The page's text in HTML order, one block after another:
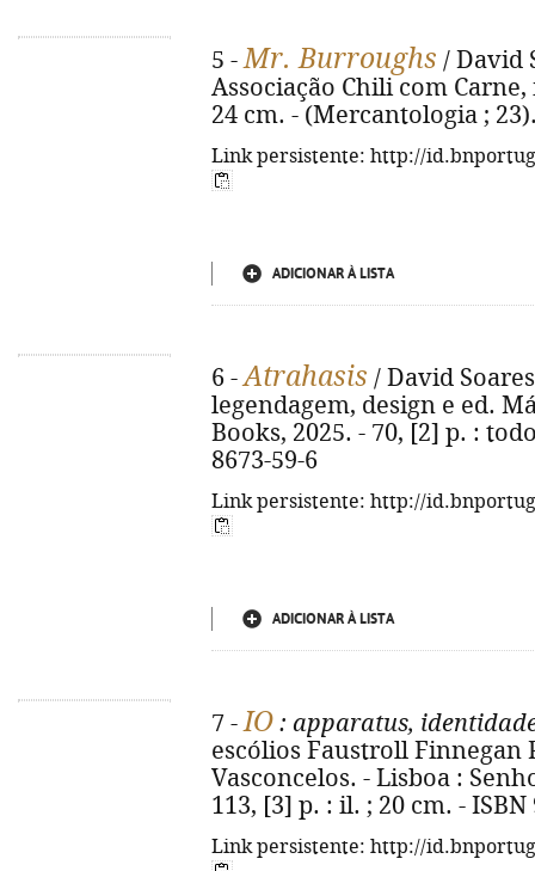
5 -Mr. Burroughs / David
Associação Chili com
24 cm. - (Mercantologia ;
Link persistente: http://
ADICIONAR À LISTA
6 -Atrahasis / David
legendagem, design e ed.
Books, 2025. - 70, [2] p. :
8673-59-6
Link persistente: http://
ADICIONAR À LISTA
7 -IO : apparatus,
escólios Faustroll Finnegan
Vasconcelos. - Lisboa :
113, [3] p. : il. ; 20 cm. - ISBN
Link persistente: http://